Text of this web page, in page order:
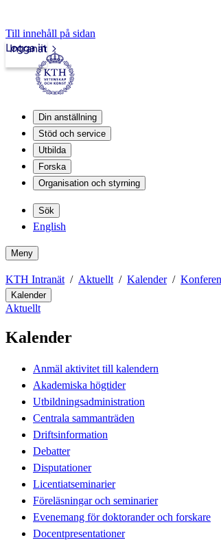
Till innehåll på sidan
Intranät
Logga in
Din anställning
Stöd och service
Utbilda
Forska
Organisation och styrning
Sök
English
Meny
KTH Intranät Aktuellt Kalender
Kalender
Aktuellt
Kalender
Anmäl aktivitet till kalendern
Akademiska högtider
Utbildningsadministration
Centrala sammanträden
Driftsinformation
Debatter
Disputationer
Licentiatseminarier
Föreläsningar och seminarier
Evenemang för doktorander och forskare
Docentpresentationer